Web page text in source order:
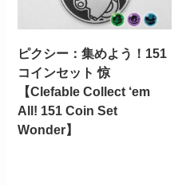
ピクシー：集めよう！151
コインセット 惊
【Clefable Collect ‘em
All! 151 Coin Set
Wonder】